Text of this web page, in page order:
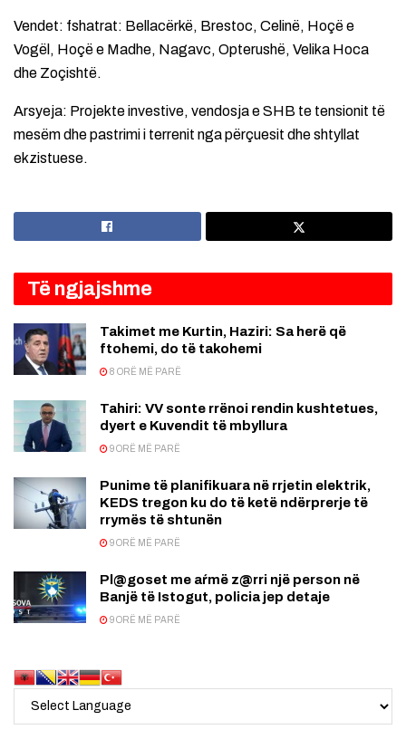
Vendet: fshatrat: Bellacërkë, Brestoc, Celinë, Hoçë e
Vogël, Hoçë e Madhe, Nagavc, Opterushë, Velika Hoca
dhe Zoçishtë.
Arsyeja: Projekte investive, vendosja e SHB te tensionit të
mesëm dhe pastrimi i terrenit nga përçuesit dhe shtyllat
ekzistuese.
Të ngjajshme
Takimet me Kurtin, Haziri: Sa herë që
ftohemi, do të takohemi
8 ORË MË PARË
Tahiri: VV sonte rrënoi rendin kushtetues,
dyert e Kuvendit të mbyllura
9 ORË MË PARË
Punime të planifikuara në rrjetin elektrik,
KEDS tregon ku do të ketë ndërprerje të
rrymës të shtunën
9 ORË MË PARË
Pl@goset me aŕmë z@rri një person në
Banjë të Istogut, policia jep detaje
9 ORË MË PARË